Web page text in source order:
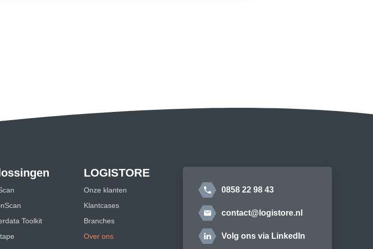
Toolkit
LOGISTORE
Onze klanten
Klantcases
Branches
Over ons
0858 22 98 43
contact@logistore.nl
Volg ons via LinkedIn